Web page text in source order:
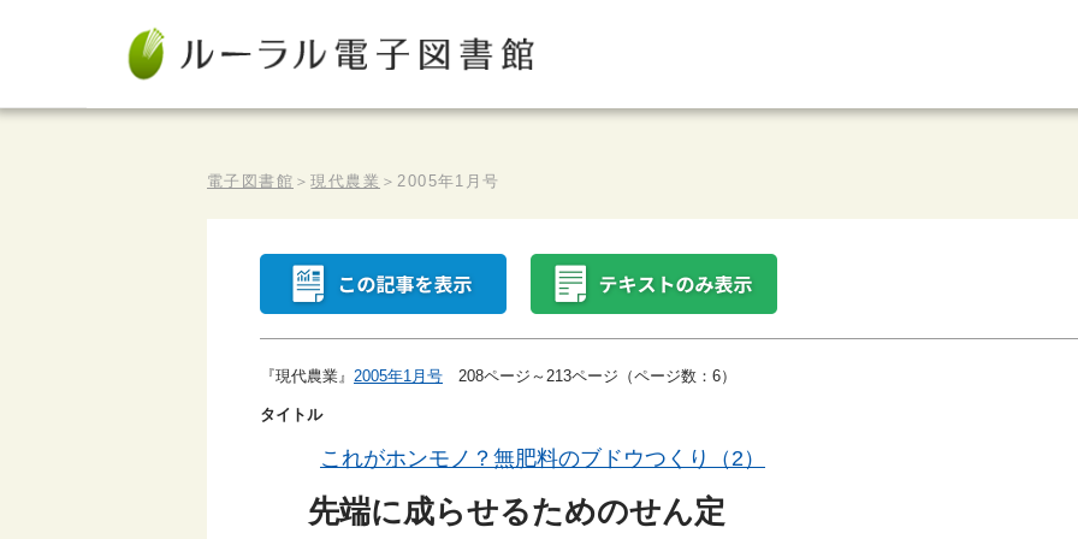
電子図書館 ＞現代農業 ＞2005年1月号
『現代農業』 2005年1月号 208ページ～213ページ（ページ数：6）
タイトル
これがホンモノ？無肥料のブドウつくり（2）
先端に成らせるためのせん定